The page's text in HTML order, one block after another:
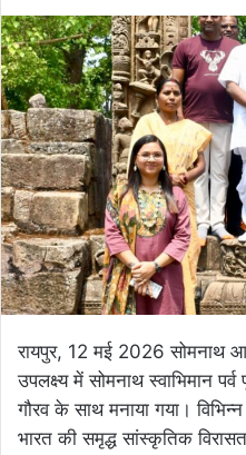
रायपुर, 12 मई 2026 सोमनाथ
उपलक्ष्य में सोमनाथ स्वाभिमान
गौरव के साथ मनाया गया।
भारत की समृद्ध सांस्कृतिक